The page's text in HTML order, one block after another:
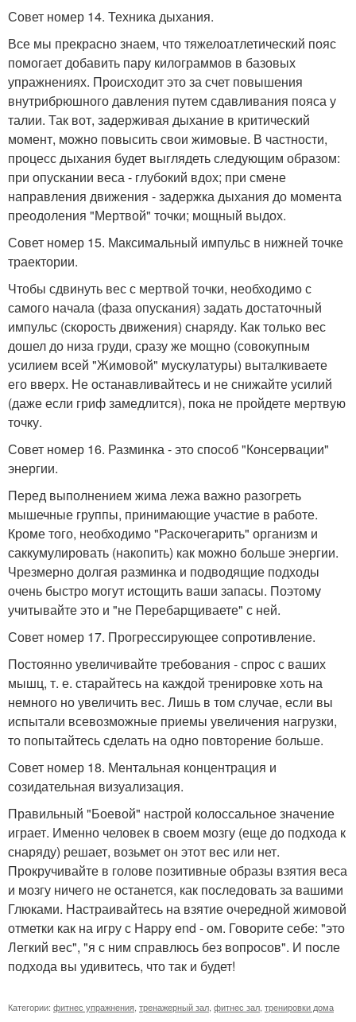
Совет номер 14. Техника дыхания.
Все мы прекрасно знаем, что тяжелоатлетический пояс
помогает добавить пару килограммов в базовых
упражнениях. Происходит это за счет повышения
внутрибрюшного давления путем сдавливания пояса у
талии. Так вот, задерживая дыхание в критический
момент, можно повысить свои жимовые. В частности,
процесс дыхания будет выглядеть следующим образом:
при опускании веса - глубокий вдох; при смене
направления движения - задержка дыхания до момента
преодоления "Мертвой" точки; мощный выдох.
Совет номер 15. Максимальный импульс в нижней точке
траектории.
Чтобы сдвинуть вес с мертвой точки, необходимо с
самого начала (фаза опускания) задать достаточный
импульс (скорость движения) снаряду. Как только вес
дошел до низа груди, сразу же мощно (совокупным
усилием всей "Жимовой" мускулатуры) выталкиваете
его вверх. Не останавливайтесь и не снижайте усилий
(даже если гриф замедлится), пока не пройдете мертвую
точку.
Совет номер 16. Разминка - это способ "Консервации"
энергии.
Перед выполнением жима лежа важно разогреть
мышечные группы, принимающие участие в работе.
Кроме того, необходимо "Раскочегарить" организм и
саккумулировать (накопить) как можно больше энергии.
Чрезмерно долгая разминка и подводящие подходы
очень быстро могут истощить ваши запасы. Поэтому
учитывайте это и "не Перебарщиваете" с ней.
Совет номер 17. Прогрессирующее сопротивление.
Постоянно увеличивайте требования - спрос с ваших
мышц, т. е. старайтесь на каждой тренировке хоть на
немного но увеличить вес. Лишь в том случае, если вы
испытали всевозможные приемы увеличения нагрузки,
то попытайтесь сделать на одно повторение больше.
Совет номер 18. Ментальная концентрация и
созидательная визуализация.
Правильный "Боевой" настрой колоссальное значение
играет. Именно человек в своем мозгу (еще до подхода к
снаряду) решает, возьмет он этот вес или нет.
Прокручивайте в голове позитивные образы взятия веса
и мозгу ничего не останется, как последовать за вашими
Глюками. Настраивайтесь на взятие очередной жимовой
отметки как на игру с Happy end - ом. Говорите себе: "это
Легкий вес", "я с ним справлюсь без вопросов". И после
подхода вы удивитесь, что так и будет!
Категории: фитнес упражнения, тренажерный зал, фитнес зал, тренировки дома